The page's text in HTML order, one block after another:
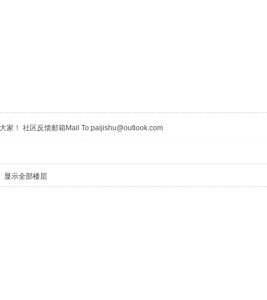
家！ 社区反馈邮箱Mail To:paijishu@outlook.com
显示全部楼层